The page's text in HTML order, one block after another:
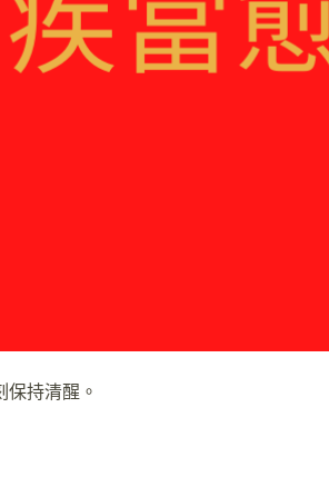
持清醒。